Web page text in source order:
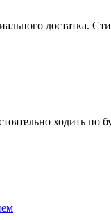
достатка.
ходить по